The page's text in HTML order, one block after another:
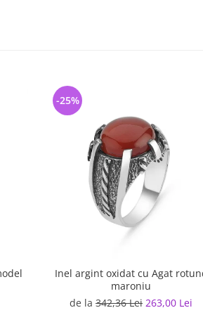
Inel argint oxidat cu Agat
maroniu
de la 342,36 Lei 263,00 Lei
-25%